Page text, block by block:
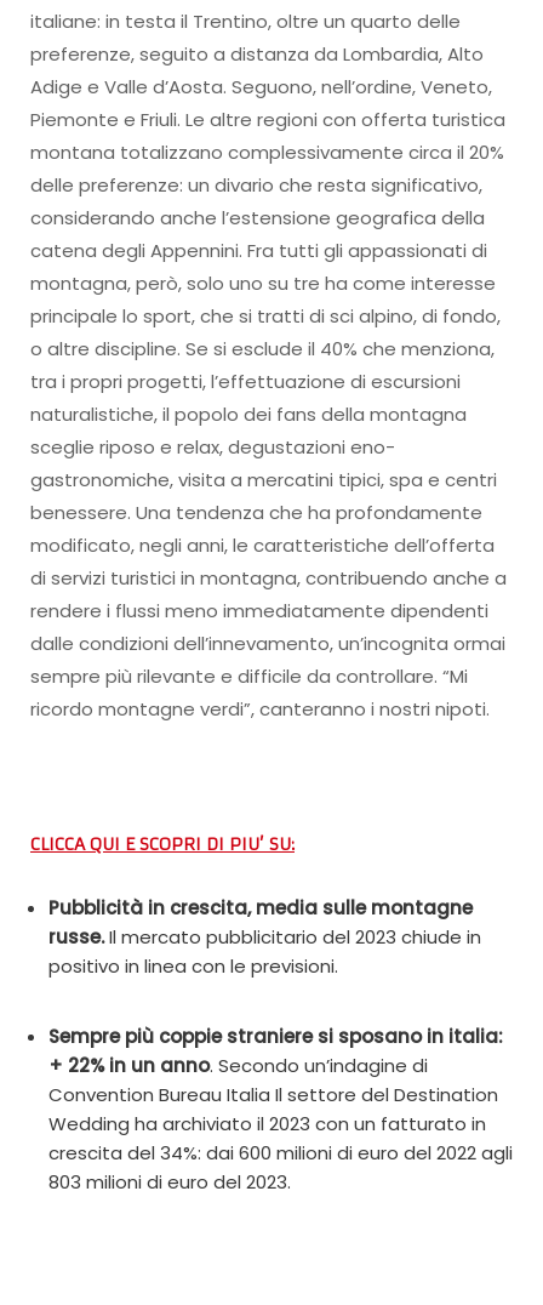
italiane: in testa il Trentino, oltre un quarto delle
preferenze, seguito a distanza da Lombardia, Alto
Adige e Valle d’Aosta. Seguono, nell’ordine, Veneto,
Piemonte e Friuli. Le altre regioni con offerta turistica
montana totalizzano complessivamente circa il 20%
delle preferenze: un divario che resta significativo,
considerando anche l’estensione geografica della
catena degli Appennini. Fra tutti gli appassionati di
montagna, però, solo uno su tre ha come interesse
principale lo sport, che si tratti di sci alpino, di fondo,
o altre discipline. Se si esclude il 40% che menziona,
tra i propri progetti, l’effettuazione di escursioni
naturalistiche, il popolo dei fans della montagna
sceglie riposo e relax, degustazioni eno-
gastronomiche, visita a mercatini tipici, spa e centri
benessere. Una tendenza che ha profondamente
modificato, negli anni, le caratteristiche dell’offerta
di servizi turistici in montagna, contribuendo anche a
rendere i flussi meno immediatamente dipendenti
dalle condizioni dell’innevamento, un’incognita ormai
sempre più rilevante e difficile da controllare. “Mi
ricordo montagne verdi”, canteranno i nostri nipoti.
CLICCA QUI E SCOPRI DI PIU’ SU:
Pubblicità in crescita, media sulle montagne
russe.Il mercato pubblicitario del 2023 chiude in
positivo in linea con le previsioni.
Sempre più coppie straniere si sposano in italia:
+ 22% in un anno. Secondo un’indagine di
Convention Bureau Italia Il settore del Destination
Wedding ha archiviato il 2023 con un fatturato in
crescita del 34%: dai 600 milioni di euro del 2022 agli
803 milioni di euro del 2023.